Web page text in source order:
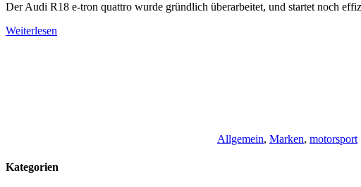
Der Audi R18 e-tron quattro wurde gründlich überarbeitet, und startet noch
Weiterlesen
Allgemein, Marken, motorsport
Kategorien